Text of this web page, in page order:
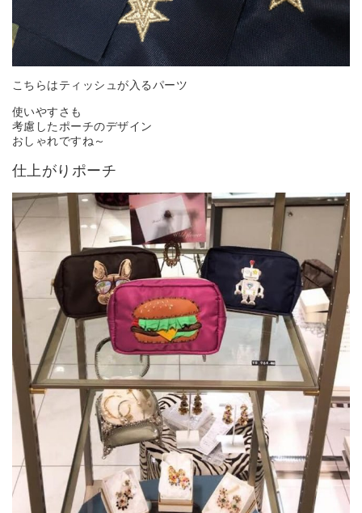
こちらはティッシュが入るパーツ
使いやすさも
考慮したポーチのデザイン
おしゃれですね～
仕上がりポーチ